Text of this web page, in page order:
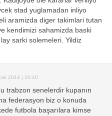
stad yuglamadan inliyo
aramizda diger takimlari tutan
kendimizi sahamizda baski
sarki solemeleri. Yildiz
2014 | 10:40
trabzon senelerdir kupanın
federasyon biz o konuda
futbola başarılara kimse